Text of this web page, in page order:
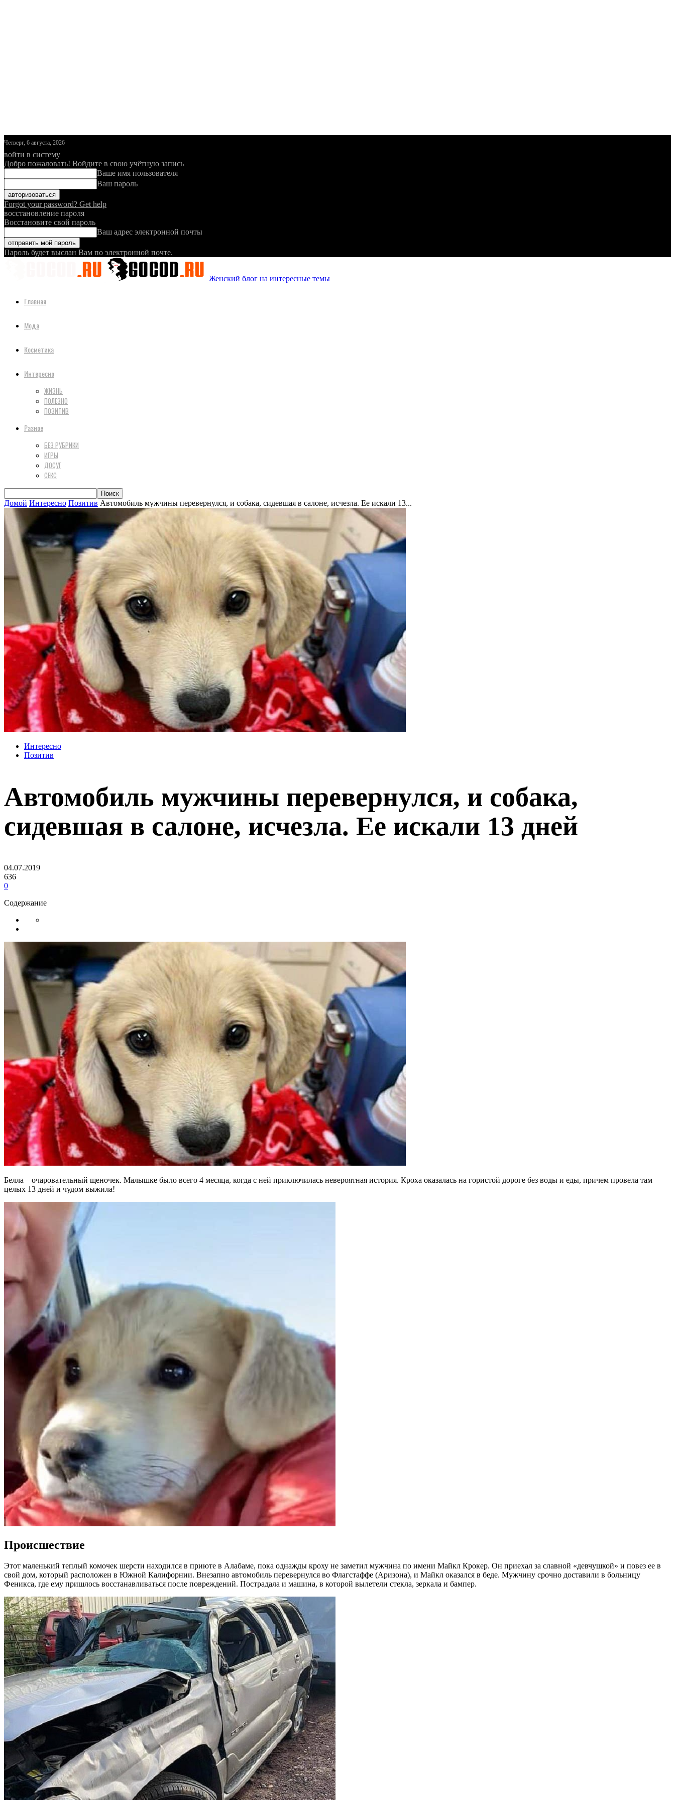
Четверг, 6 августа, 2026
войти в систему
Добро пожаловать! Войдите в свою учётную запись
Ваше имя пользователя
Ваш пароль
Forgot your password? Get help
восстановление пароля
Восстановите свой пароль
Ваш адрес электронной почты
Пароль будет выслан Вам по электронной почте.
Женский блог на интересные темы
Главная
Мода
Косметика
Интересно
ЖИЗНЬ
ПОЛЕЗНО
ПОЗИТИВ
Разное
БЕЗ РУБРИКИ
ИГРЫ
ДОСУГ
СЕКС
Домой Интересно Позитив Автомобиль мужчины перевернулся, и собака, сидевшая в салоне, исчезла. Ее искали 13...
Интересно
Позитив
Автомобиль мужчины перевернулся, и собака,
сидевшая в салоне, исчезла. Ее искали 13 дней
04.07.2019
636
0
Содержание
Белла – очаровательный щеночек. Малышке было всего 4 месяца, когда с ней приключилась невероятная история. Кроха оказалась на гористой дороге без воды и еды, причем провела там
целых 13 дней и чудом выжила!
Происшествие
Этот маленький теплый комочек шерсти находился в приюте в Алабаме, пока однажды кроху не заметил мужчина по имени Майкл Крокер. Он приехал за славной «девчушкой» и повез ее в
свой дом, который расположен в Южной Калифорнии. Внезапно автомобиль перевернулся во Флагстаффе (Аризона), и Майкл оказался в беде. Мужчину срочно доставили в больницу
Феникса, где ему пришлось восстанавливаться после повреждений. Пострадала и машина, в которой вылетели стекла, зеркала и бампер.